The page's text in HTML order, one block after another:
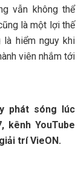
vẫn không thể
là một lợi thế
hiểm nguy khi
viên nhắm tới
phát sóng lúc
kênh YouTube
trí VieON.